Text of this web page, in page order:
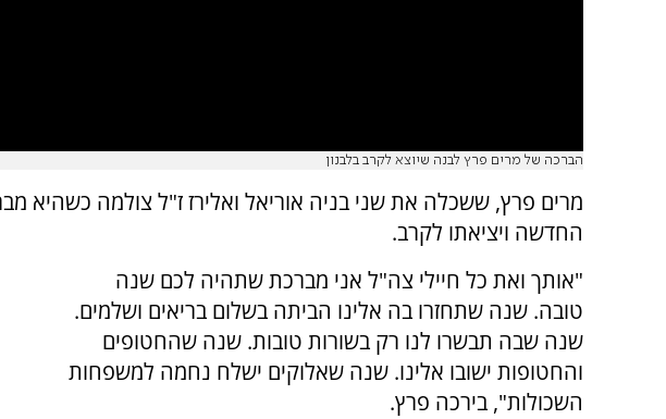
הברכה של מרים פרץ לבנה שיוצא לקרב בלבנון
מרים פרץ, ששכלה את שני בניה אוריאל ואלירז ז"ל צולמה כשהיא
החדשה ויציאתו לקרב.
"אותך ואת כל חיילי צה"ל אני מברכת שתהיה לכם שנה
טובה. שנה שתחזרו בה אלינו הביתה בשלום בריאים ושלמים.
שנה שבה תבשרו לנו רק בשורות טובות. שנה שהחטופים
והחטופות ישובו אלינו. שנה שאלוקים ישלח נחמה למשפחות
השכולות", בירכה פרץ.